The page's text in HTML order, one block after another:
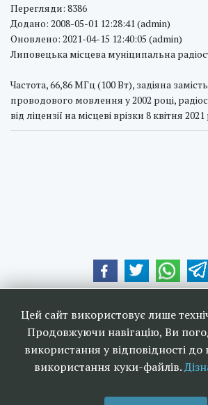
Перегляди: 8386
Додано: 2008-05-01 12:28:41 (admin)
Оновлено: 2021-04-15 12:40:05 (admin)
Липовецька місцева муніципальна
Частота, 66,86 МГц (100 Вт), задіяна
проводового мовлення у 2002 році,
від ліцензії на місцеві врізки 8 квітня
Цей сайт використовує лише
Продовжуючи навігацію, Ви
використання у відповідності до
використання куки-файлів.